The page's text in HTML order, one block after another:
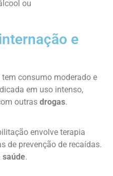
ou
e
consumo moderado e
em uso intenso,
outras drogas.
envolve terapia
de prevenção de recaídas.
saúde.